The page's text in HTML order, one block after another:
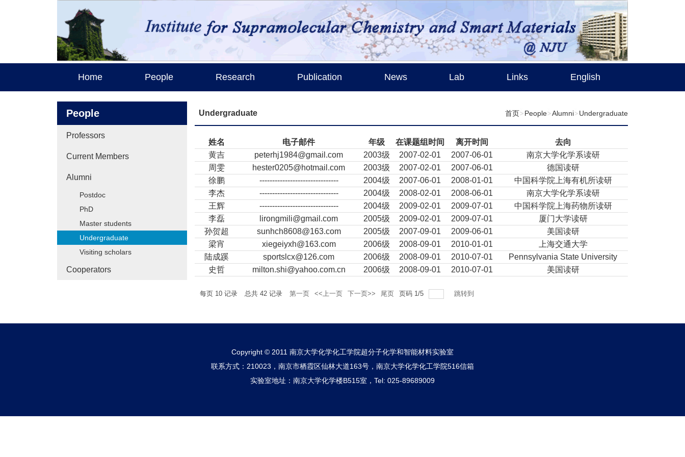
Home People Research Publication News Lab Links English
People
Professors
Current Members
Alumni
Postdoc
PhD
Master students
Undergraduate
Visiting scholars
Cooperators
首页 People Alumni Undergraduate
Undergraduate
姓名 电子邮件 年级 在课题组时间 离开时间
去向
黄吉
peterhj1984@gmail.com 2003级 2007-02-01 2007-06-01
南京大学化学系读研
周雯
hester0205@hotmail.com 2003级 2007-02-01 2007-06-01
德国读研
徐鹏
------------------------------- 2004级 2007-06-01 2008-01-01
中国科学院上海有机所读研
李杰
------------------------------- 2004级 2008-02-01 2008-06-01
南京大学化学系读研
王辉
------------------------------- 2004级 2009-02-01 2009-07-01
中国科学院上海药物所读研
李磊
lirongmili@gmail.com 2005级 2009-02-01 2009-07-01
厦门大学读研
孙贺超
sunhch8608@163.com 2005级 2007-09-01 2009-06-01
美国读研
梁宵
xiegeiyxh@163.com 2006级 2008-09-01 2010-01-01
上海交通大学
陆成蹊
sportslcx@126.com 2006级 2008-09-01 2010-07-01
Pennsylvania State University
史哲
milton.shi@yahoo.com.cn 2006级 2008-09-01 2010-07-01 美国读研
每页 10 记录 总共 42 记录 第一页 <<上一页 下一页>> 尾页 页码 1/5 跳转到
Copyright © 2011 南京大学化学化工学院超分子化学和智能材料实验室
联系方式：210023，南京市栖霞区仙林大道163号，南京大学化学化工学院516信箱
实验室地址：南京大学化学楼B515室，Tel: 025-89689009